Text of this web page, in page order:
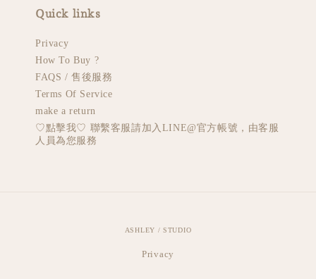
Quick links
Privacy
How To Buy ?
FAQS / 售後服務
Terms Of Service
make a return
♡︎點擊我♡︎ 聯繫客服請加入LINE@官方帳號，由客服
人員為您服務
ASHLEY / STUDIO
Privacy